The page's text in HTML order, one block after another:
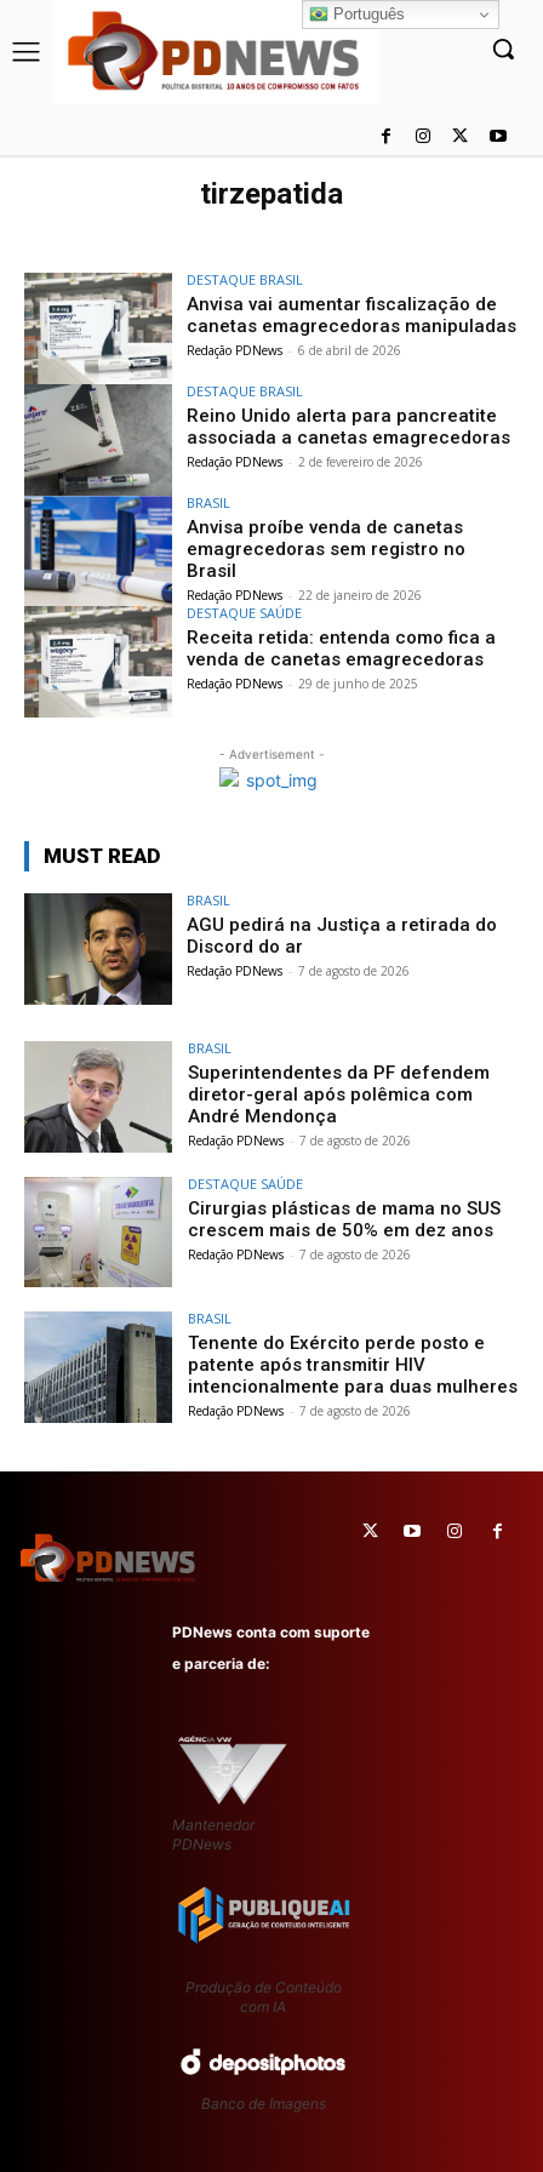
tirzepatida
DESTAQUE BRASIL
Anvisa vai aumentar fiscalização de
canetas emagrecedoras manipuladas
Redação PDNews - 6 de abril de 2026
DESTAQUE BRASIL
Reino Unido alerta para pancreatite
associada a canetas emagrecedoras
Redação PDNews - 2 de fevereiro de 2026
BRASIL
Anvisa proíbe venda de canetas
emagrecedoras sem registro no
Brasil
Redação PDNews - 22 de janeiro de 2026
DESTAQUE SAÚDE
Receita retida: entenda como fica a
venda de canetas emagrecedoras
Redação PDNews - 29 de junho de 2025
- Advertisement -
MUST READ
BRASIL
AGU pedirá na Justiça a retirada do
Discord do ar
Redação PDNews - 7 de agosto de 2026
BRASIL
Superintendentes da PF defendem
diretor-geral após polêmica com
André Mendonça
Redação PDNews - 7 de agosto de 2026
DESTAQUE SAÚDE
Cirurgias plásticas de mama no SUS
crescem mais de 50% em dez anos
Redação PDNews - 7 de agosto de 2026
BRASIL
Tenente do Exército perde posto e
patente após transmitir HIV
intencionalmente para duas mulheres
Redação PDNews - 7 de agosto de 2026
PDNews conta com suporte
e parceria de:
Mantenedor
PDNews
Produção de Conteúdo
com IA
Banco de Imagens
Português